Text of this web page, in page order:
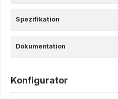
Spezifikation
Dokumentation
Konfigurator